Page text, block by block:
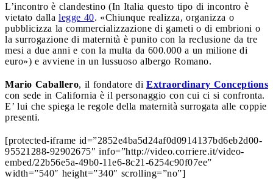
L’incontro è clandestino (In Italia questo tipo di incontro è
vietato dalla legge 40. «Chiunque realizza, organizza o
pubblicizza la commercializzazione di gameti o di embrioni o
la surrogazione di maternità è punito con la reclusione da tre
mesi a due anni e con la multa da 600.000 a un milione di
euro») e avviene in un lussuoso albergo Romano.
Mario Caballero, il fondatore di Extraordinary Conceptions
con sede in California è il personaggio con cui ci si confronta.
E’ lui che spiega le regole della maternità surrogata alle coppie
presenti.
[protected-iframe id=”2852e4ba5d24af0d0914137bd6eb2d00-
95521288-92902675″ info=”http://video.corriere.it/video-
embed/22b56e5a-49b0-11e6-8c21-6254c90f07ee”
width=”540″ height=”340″ scrolling=”no”]